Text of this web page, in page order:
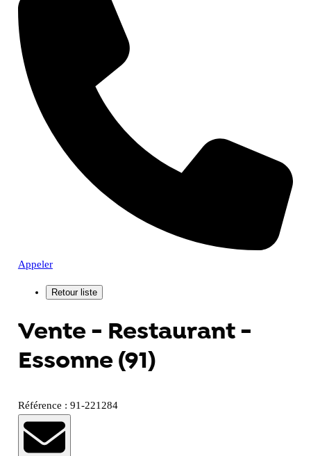
Appeler
Vente - Restaurant -
Essonne (91)
Référence : 91-221284